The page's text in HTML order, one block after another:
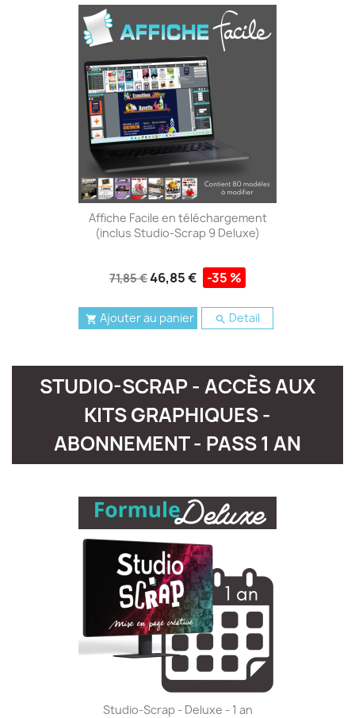
Affiche Facile en téléchargement
(inclus Studio-Scrap 9 Deluxe)
71,85 €46,85 € -35 %
 Ajouter au panier  Detail
STUDIO-SCRAP - ACCÈS AUX
KITS GRAPHIQUES -
ABONNEMENT - PASS 1 AN
Studio-Scrap - Deluxe - 1 an